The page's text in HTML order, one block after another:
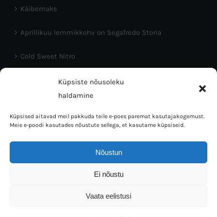
Küpsiste nõusoleku
haldamine
Küpsised aitavad meil pakkuda teile e-poes paremat kasutajakogemust.
Meie e-poodi kasutades nõustute sellega, et kasutame küpsiseid.
Nõustun
Ei nõustu
Vaata eelistusi
Käibemaks
Aprillikuu lemmikkohv on Segafredo Storia
Cold Sweet Nitro
Head Eesti Vabariigi aastapäeva!